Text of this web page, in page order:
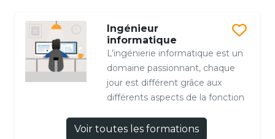
Ingénieur
informatique
L’ingénierie informatique est un
domaine passionnant, chaque
jour est différent grâce aux
différents aspects de la fonction
Voir toutes les formations